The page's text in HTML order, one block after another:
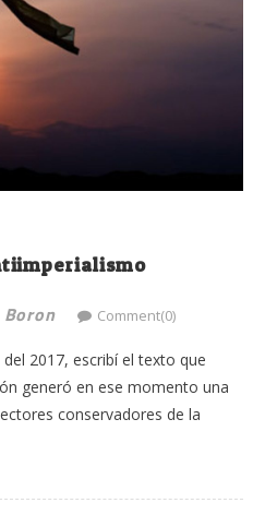
Comment(0)
2017, escribí el texto que
generó en ese momento una
conservadores de la